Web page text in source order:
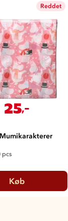
Reddet
25,-
pcs
Køb